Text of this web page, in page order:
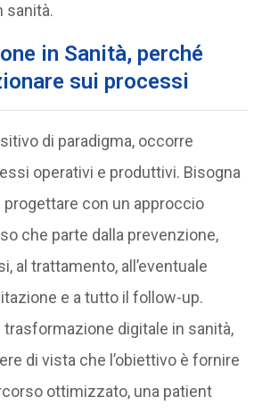
sanità.
in Sanità, perché
sui processi
di paradigma, occorre
operativi e produttivi. Bisogna
progettare con un approccio
che parte dalla prevenzione,
al trattamento, all’eventuale
e a tutto il follow-up.
trasformazione digitale in sanità,
di vista che l’obiettivo è fornire
ottimizzato, una patient